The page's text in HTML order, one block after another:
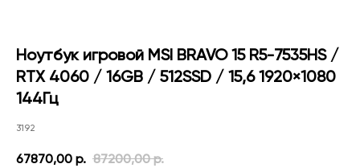
Ноутбук игровой MSI BRAVO 15 R5-7535HS /
RTX 4060 / 16GB / 512SSD / 15,6 1920×1080
144Гц
3192
67870,00 р. 87200,00 р.